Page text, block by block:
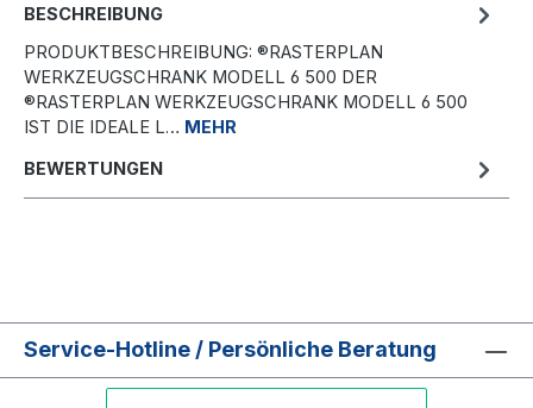
BESCHREIBUNG
PRODUKTBESCHREIBUNG: ®RASTERPLAN
WERKZEUGSCHRANK MODELL 6 500 DER
®RASTERPLAN WERKZEUGSCHRANK MODELL 6 500
IST DIE IDEALE L… MEHR
BEWERTUNGEN
Service-Hotline / Persönliche Beratung